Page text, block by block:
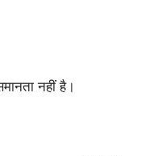
नहीं है।